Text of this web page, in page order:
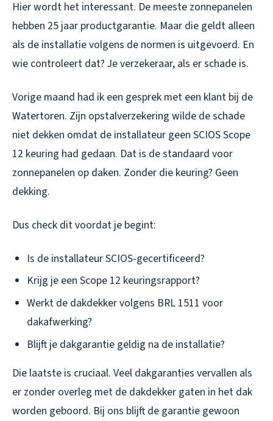
Hier wordt het interessant. De meeste zonnepanelen
hebben 25 jaar productgarantie. Maar die geldt alleen
als de installatie volgens de normen is uitgevoerd. En
wie controleert dat? Je verzekeraar, als er schade is.
Vorige maand had ik een gesprek met een klant bij de
Watertoren. Zijn opstalverzekering wilde de schade
niet dekken omdat de installateur geen SCIOS Scope
12 keuring had gedaan. Dat is de standaard voor
zonnepanelen op daken. Zonder die keuring? Geen
dekking.
Dus check dit voordat je begint:
Is de installateur SCIOS-gecertificeerd?
Krijg je een Scope 12 keuringsrapport?
Werkt de dakdekker volgens BRL 1511 voor
dakafwerking?
Blijft je dakgarantie geldig na de installatie?
Die laatste is cruciaal. Veel dakgaranties vervallen als
er zonder overleg met de dakdekker gaten in het dak
worden geboord. Bij ons blijft de garantie gewoon